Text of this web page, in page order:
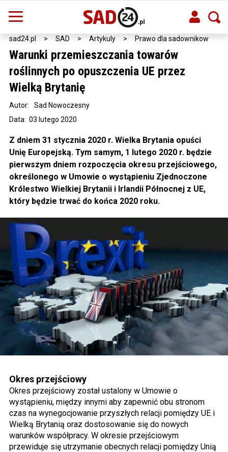
sad24.pl > SAD > Artykuly > Prawo dla sadownikow
Warunki przemieszczania towarów
roślinnych po opuszczenia UE przez
Wielką Brytanię
Data: 03 lutego 2020
Autor: Sad Nowoczesny
Z dniem 31 stycznia 2020 r. Wielka Brytania opuści
Unię Europejską. Tym samym, 1 lutego 2020 r. będzie
pierwszym dniem rozpoczęcia okresu przejściowego,
określonego w Umowie o wystąpieniu Zjednoczone
Królestwo Wielkiej Brytanii i Irlandii Północnej z UE,
który będzie trwać do końca 2020 roku.
Okres przejściowy
Okres przejściowy został ustalony w Umowie o
wystąpieniu, między innymi aby zapewnić obu stronom
czas na wynegocjowanie przyszłych relacji pomiędzy UE i
Wielką Brytanią oraz dostosowanie się do nowych
warunków współpracy. W okresie przejściowym
przewiduje się utrzymanie obecnych relacji pomiędzy Unią